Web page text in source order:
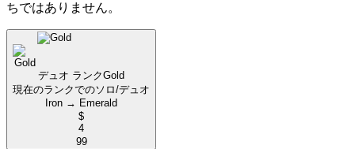
ちではありません。
デュオ ランクGold
現在のランクでのソロ/デュオ
Iron → Emerald
$
4
99